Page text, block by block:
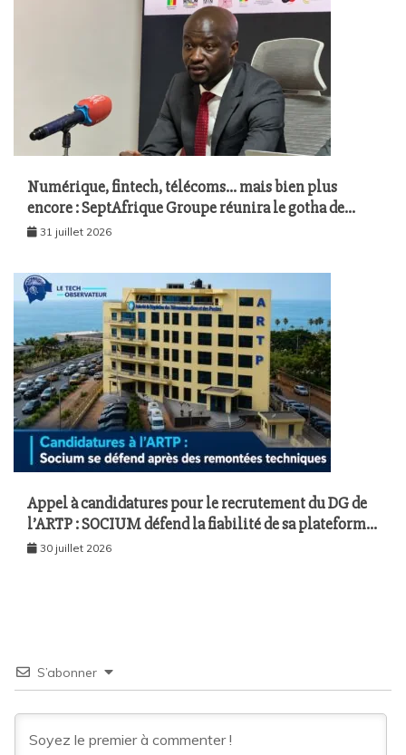
Numérique, fintech, télécoms… mais bien plus
encore : SeptAfrique Groupe réunira le gotha de
l’économie sénégalaise le 10 août à Dakar
31 juillet 2026
Appel à candidatures pour le recrutement du DG de
l’ARTP : SOCIUM défend la fiabilité de sa plateforme
malgré plusieurs remontées techniques
30 juillet 2026
S’abonner